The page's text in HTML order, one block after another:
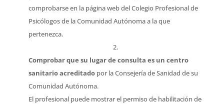
comprobarse en la página web del Colegio Profesional de
Psicólogos de la Comunidad Autónoma a la que
pertenezca.
Comprobar que su lugar de consulta es un centro
sanitario acreditadopor la Consejería de Sanidad de su
Comunidad Autónoma.
El profesional puede mostrar el permiso de habilitación de